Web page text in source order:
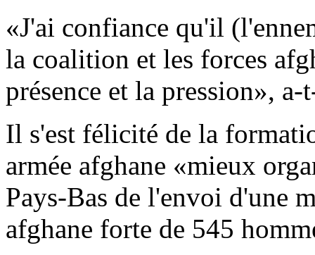
«J'ai confiance qu'il
la coalition et les forces
présence et la pression»,
Il s'est félicité de la
armée afghane «mieux
Pays-Bas de l'envoi d'une
afghane forte de 545